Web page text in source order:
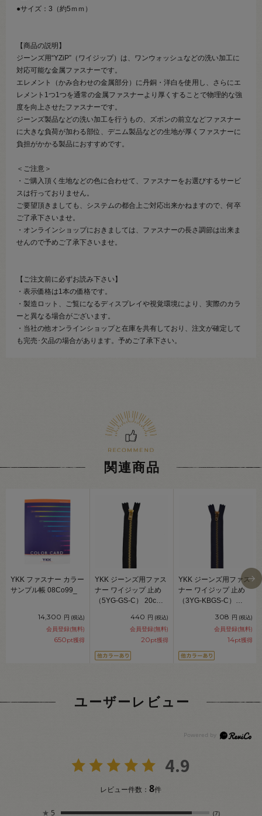
●サイズ：3（約5ｍｍ）
【商品の説明】
ジーンズ用“YZiP”（ワイジップ）は、ワンウォッシュなどの洗い加工に
対応可能な金属ファスナーです。
エレメント（かみ合わせの金属部分）に丹銅・洋白を使用し、さらにエ
レメント1つ1つを通常の金属ファスナーより厚くすることで物理的な強
度を向上させたファスナーです。
ジーンズ製品などの洗い加工を行うもの、ズボンの前立などファスナー
に大きな負荷が加わる部位、デニム製品などの生地が厚くファスナーに
負担がかかる製品におすすめです。
＜ご注意＞
・ご購入頂く生地などの色に合わせて、ファスナーをお選びするサービ
スは行っておりません。
ご要望頂きましても、システムの都合上ご対応出来かねますので、何卒
ご了承下さいませ。
・オンラインショップにおきましては、ファスナーの長さ調節は出来ま
せんので予めご了承下さいませ。
【ご注文前に必ずお読み下さい】
・表示価格は1本の価格です。
・製造ロット、ご覧になるディスプレイや視覚環境により、実際のカラ
ーと異なる場合がございます。
・当社の他オンラインショップと在庫を共有しており、注文が確定して
も完売･欠品の場合があります。予めご了承下さい。
関連商品
YKK ファスナー カラー
サンプル帳 08Co99_
14,300 円 (税込)
会員登録(無料)
650pt獲得
YKK ジーンズ用ファス
ナー ワイジップ 止め
（5YG-GS-C） 20cm
440 円 (税込)
会員登録(無料)
20pt獲得
YKK ジーンズ用ファス
ナー ワイジップ 止め
（3YG-KBGS-C）
ールド 169.ネイビー
308 円 (税込)
会員登録(無料)
14pt獲得
ユーザーレビュー
4.9
レビュー件数：8件
★ 5 (7)